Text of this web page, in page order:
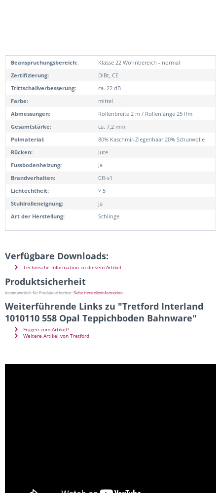
Beanspruchungsbereich:
Klasse 22 Wohnbereich - normal
Zertifizierung:
DIBt, CE
Trittschallverbesserung:
ca. 22 dB
Farbe:
mittel
Abmessungen:
Rollenbreite 2 m / Rollenlänge 25 lfm
Gesamtstärke:
ca. 7,2 mm
Polmaterial:
80% Kaschmir-Ziegenhaar 20% Schurwolle
Rücken:
Jute
Fussbodenheizung:
Ja
Brandverhalten:
Cfl-s1
Lichtechtheit:
> 5
Stuhlrolleneignung:
Ja
Art der Herstellung:
Schlinge
Verfügbare Downloads:
Technische Information zu diesem Artikel
Produktsicherheit
Verantwortlich für Produktsicherheit:Siehe Herstellerinformation
Weiterführende Links zu "Tretford Interland
1010110 558 Opal Teppichboden Bahnware"
Fragen zum Artikel?
Weitere Artikel von Tretford